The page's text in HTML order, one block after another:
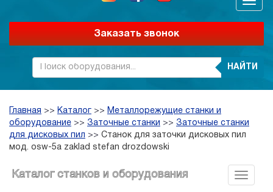
Заказать звонок
НАЙТИ
Главная >> Каталог >> Металлорежущие станки и
оборудование >> Заточные станки >> Заточные станки
для дисковых пил >> Станок для заточки дисковых пил
мод. osw-5a zaklad stefan drozdowski
Каталог станков и оборудования